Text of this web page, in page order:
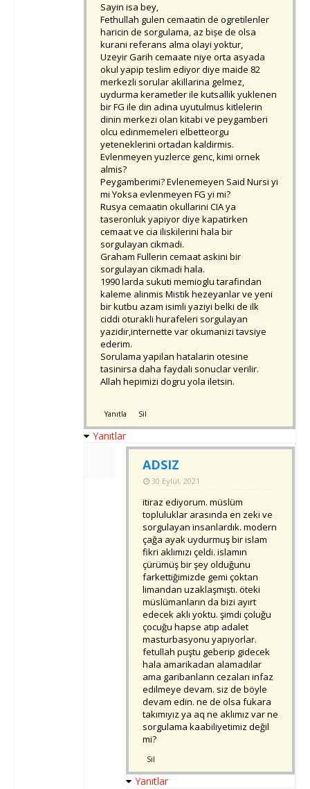
Sayin isa bey,
Fethullah gulen cemaatin de ogretilenler
haricin de sorgulama, az bișe de olsa
kurani referans alma olayi yoktur,
Uzeyir Garih cemaate niye orta asyada
okul yapip teslim ediyor diye maide 82
merkezli sorular akillarina gelmez,
uydurma kerametler ile kutsallik yuklenen
bir FG ile din adina uyutulmus kitlelerin
dinin merkezi olan kitabi ve peygamberi
olcu edinmemeleri elbetteorgu
yeteneklerini ortadan kaldirmis.
Evlenmeyen yuzlerce genc, kimi ornek
almis?
Peygamberimi? Evlenemeyen Said Nursi yi
mi Yoksa evlenmeyen FG yi mi?
Rusya cemaatin okullarini CIA ya
taseronluk yapiyor diye kapatirken
cemaat ve cia iliskilerini hala bir
sorgulayan cikmadi.
Graham Fullerin cemaat askini bir
sorgulayan cikmadi hala.
1990 larda sukuti memioglu tarafindan
kaleme alinmis Mistik hezeyanlar ve yeni
bir kutbu azam isimli yaziyi belki de ilk
ciddi oturakli hurafeleri sorgulayan
yazidir,internette var okumanizi tavsiye
ederim.
Sorulama yapilan hatalarin otesine
tasinirsa daha faydali sonuclar verilir.
Allah hepimizi dogru yola iletsin.
Yanıtla Sil
Yanıtlar
ADSIZ
30 Eylül, 2021
itiraz ediyorum. müslüm
topluluklar arasında en zeki ve
sorgulayan insanlardık. modern
çağa ayak uydurmuş bir islam
fikri aklımızı çeldi. islamın
çürümüş bir şey olduğunu
farkettiğimizde gemi çoktan
limandan uzaklaşmıştı. öteki
müslümanların da bizi ayırt
edecek aklı yoktu. şimdi çoluğu
çocuğu hapse atıp adalet
masturbasyonu yapıyorlar.
fetullah puştu geberip gidecek
hala amarikadan alamadılar
ama garibanların cezaları infaz
edilmeye devam. siz de böyle
devam edin. ne de olsa fukara
takımıyız ya aq ne aklımız var ne
sorgulama kaabiliyetimiz değil
mi?
Sil
Yanıtlar